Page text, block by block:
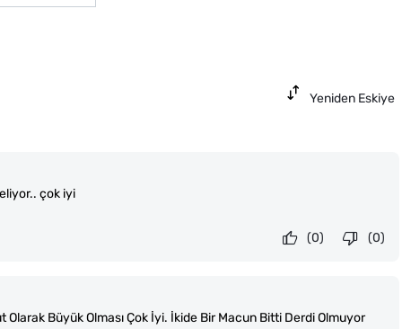
Yeniden Eskiye
çok iyi
(0)
(0)
Olarak Büyük Olması Çok İyi. İkide Bir Macun Bitti Derdi Olmuyor